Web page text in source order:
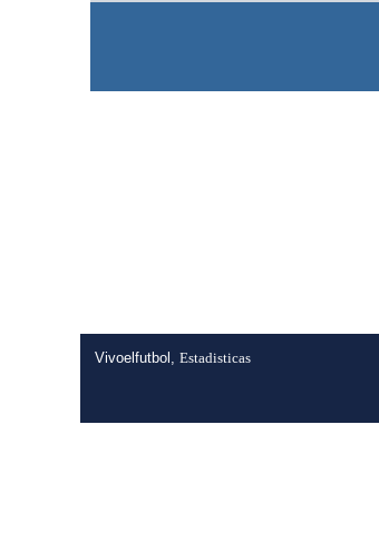
Vivoelfutbol,Estadisticas